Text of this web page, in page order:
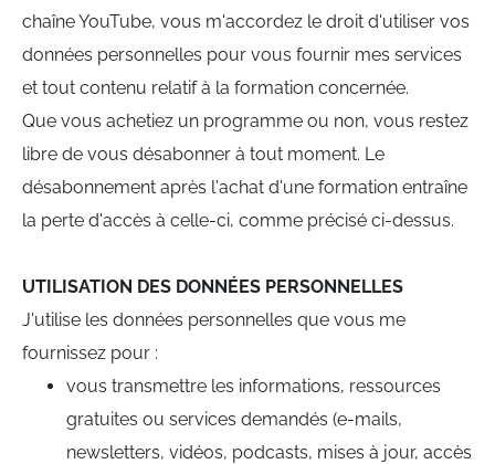
chaîne YouTube, vous m'accordez le droit d'utiliser vos
données personnelles pour vous fournir mes services
et tout contenu relatif à la formation concernée.
Que vous achetiez un programme ou non, vous restez
libre de vous désabonner à tout moment. Le
désabonnement après l'achat d'une formation entraîne
la perte d'accès à celle-ci, comme précisé ci-dessus.
UTILISATION DES DONNÉES PERSONNELLES
J'utilise les données personnelles que vous me
fournissez pour :
vous transmettre les informations, ressources
gratuites ou services demandés (e-mails,
newsletters, vidéos, podcasts, mises à jour, accès